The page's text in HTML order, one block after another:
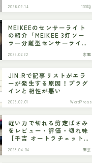
2026.02.14 100均
MEIKEEのセンサーライト
の紹介「MEIKEE 3灯ソー
ラー分離型センサーライ
2025.07.22 家電
JIN:Rで記事リストがエラ
ーが発生する原因！プラグ
インと相性が悪い
2025.02.01 WordPress
軽い力で切れる剪定ばさみ
をレビュー・評価・切れ味
【千吉 オートラチェット
2023.04.04 園芸